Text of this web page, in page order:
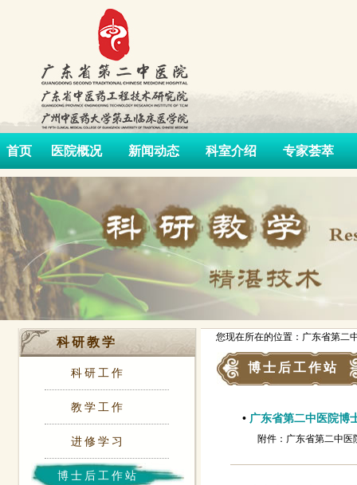
首页 医院概况 新闻动态 科室介绍 专家荟萃
科研教学
科研工作
教学工作
进修学习
博士后工作站
您现在所在的位置：广东省第二
博士后工作站
• 广东省第二中医院博
附件：广东省第二中